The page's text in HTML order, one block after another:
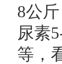
8公
尿素
等，